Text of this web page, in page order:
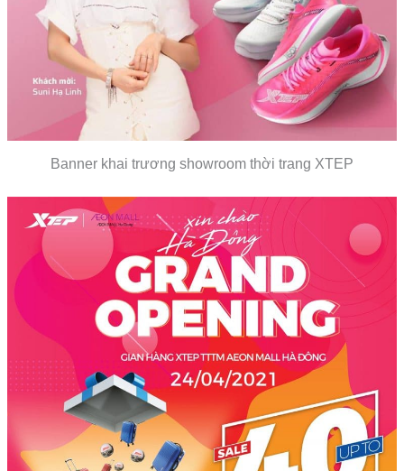
Banner khai trương showroom thời trang XTEP